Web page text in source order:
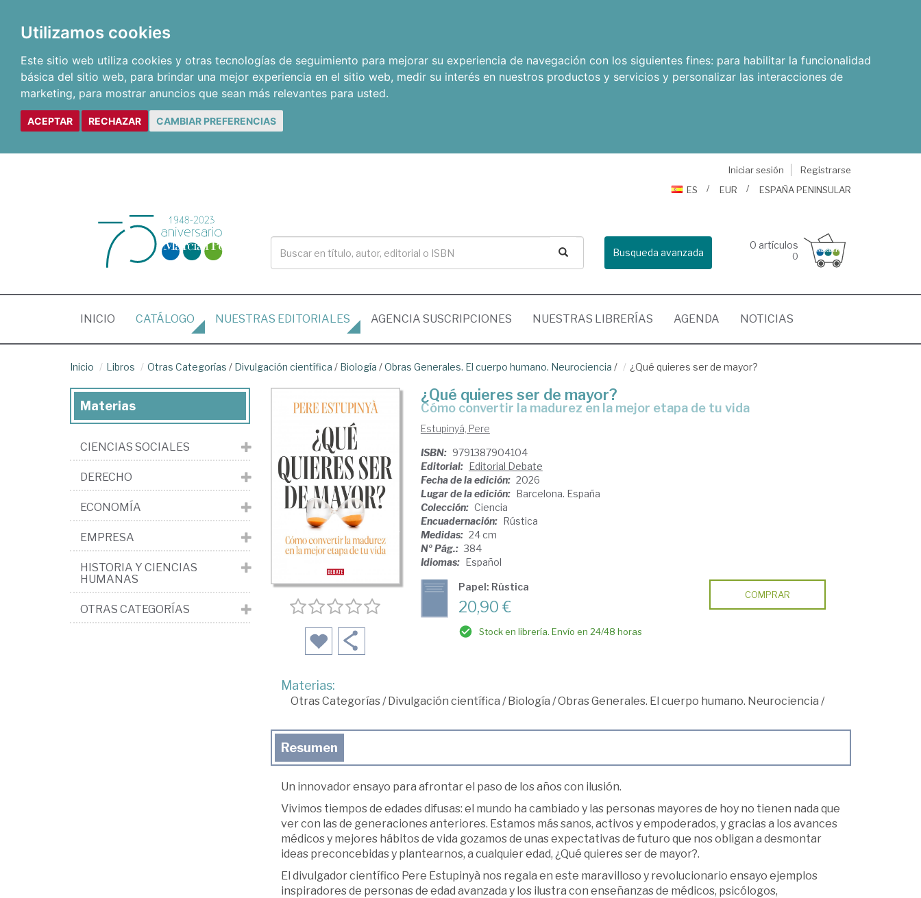
Utilizamos cookies
Este sitio web utiliza cookies y otras tecnologías de seguimiento para mejorar su experiencia de navegación con los siguientes fines: para habilitar la funcionalidad
básica del sitio web, para brindar una mejor experiencia en el sitio web, medir su interés en nuestros productos y servicios y personalizar las interacciones de
marketing, para mostrar anuncios que sean más relevantes para usted.
ACEPTAR RECHAZAR CAMBIAR PREFERENCIAS
Iniciar sesión
Registrarse
ES
EUR ESPAÑA PENINSULAR
Busqueda avanzada
0 artículos
0
INICIO (CURRENT)
CATÁLOGO NUESTRAS EDITORIALES AGENCIA SUSCRIPCIONES NUESTRAS LIBRERÍAS AGENDA NOTICIAS
Inicio Libros Otras Categorías / Divulgación científica / Biología /Obras Generales. El cuerpo humano. Neurociencia / ¿Qué quieres ser de mayor?
¿Qué quieres ser de mayor?
Cómo convertir la madurez en la mejor etapa de tu vida
Estupinyá, Pere
ISBN: 9791387904104
Editorial: Editorial Debate
Fecha de la edición: 2026
Lugar de la edición: Barcelona. España
Colección: Ciencia
Encuadernación: Rústica
Medidas: 24 cm
Nº Pág.: 384
Idiomas: Español
Papel: Rústica
20,90 €
Stock en librería. Envío en 24/48 horas
COMPRAR
Materias:
Otras Categorías/Divulgación científica /Biología /Obras Generales. El cuerpo humano. Neurociencia /
Resumen
Un innovador ensayo para afrontar el paso de los años con ilusión.
Vivimos tiempos de edades difusas: el mundo ha cambiado y las personas mayores de hoy no tienen nada que
ver con las de generaciones anteriores. Estamos más sanos, activos y empoderados, y gracias a los avances
médicos y mejores hábitos de vida gozamos de unas expectativas de futuro que nos obligan a desmontar
ideas preconcebidas y plantearnos, a cualquier edad, ¿Qué quieres ser de mayor?.
El divulgador científico Pere Estupinyà nos regala en este maravilloso y revolucionario ensayo ejemplos
inspiradores de personas de edad avanzada y los ilustra con enseñanzas de médicos, psicólogos,
Materias
CIENCIAS SOCIALES
DERECHO
ECONOMÍA
EMPRESA
HISTORIA Y CIENCIAS
HUMANAS
OTRAS CATEGORÍAS